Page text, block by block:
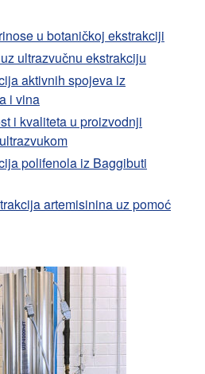
u botaničkoj ekstrakciji
ultrazvučnu ekstrakciju
aktivnih spojeva iz
i vina
i kvaliteta u proizvodnji
polifenola iz Baggibuti
artemisinina uz pomoć